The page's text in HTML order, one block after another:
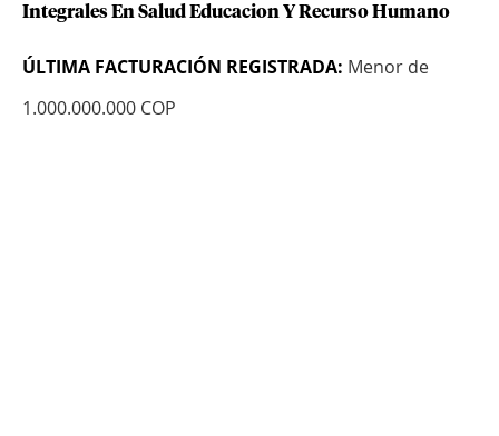
Integrales En Salud Educacion Y Recurso Humano
ÚLTIMA FACTURACIÓN REGISTRADA: Menor de
1.000.000.000 COP